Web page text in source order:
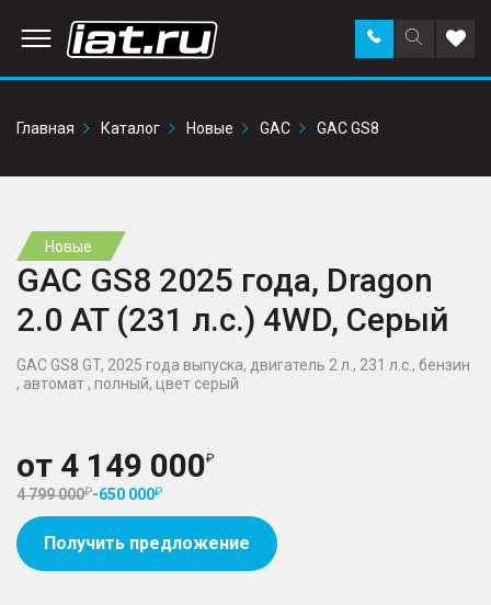
Поиск
по
Заказать
звонок в
Главная
Каталог Новые GAC GAC GS8
Новые
GAC GS8 2025 года, Dragon
2.0 AT (231 л.с.) 4WD, Серый
GAC GS8 GT, 2025 года выпуска, двигатель 2 л., 231 л.с., бензин
, автомат , полный, цвет серый
от 4 149 000
4 799 000 -650 000
Получить предложение